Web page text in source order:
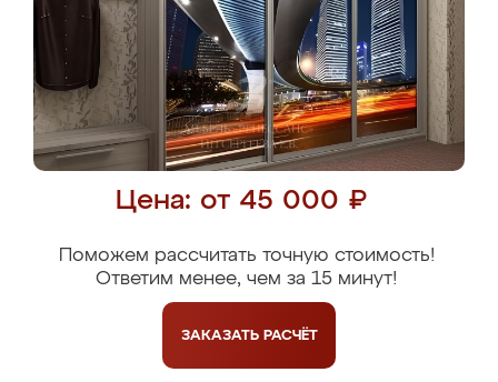
Цена: от 45 000 ₽
Поможем рассчитать точную стоимость!
Ответим менее, чем за 15 минут!
ЗАКАЗАТЬ РАСЧЁТ